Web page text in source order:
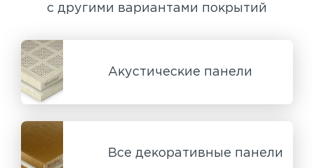
с другими вариантами покрытий
Акустические панели
Все декоративные панели